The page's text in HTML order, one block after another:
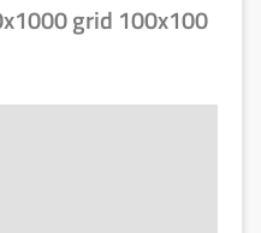
grid 100x100